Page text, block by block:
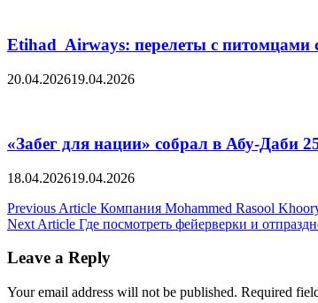
Etihad Airways: перелеты с питомцами
20.04.202619.04.2026
«Забег для нации» собрал в Абу-Даби
18.04.202619.04.2026
Post
navigation
Previous Article Компания Mohammed Rasool
Next Article Где посмотреть фейерверки и
Leave a Reply
Your email address will not be published. Required